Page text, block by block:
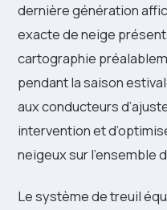
dernière génération
exacte de neige
cartographie
pendant la saison
aux conducteurs
intervention et
neigeux sur l’ensemble
Le système de treuil